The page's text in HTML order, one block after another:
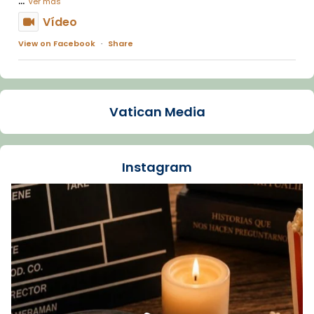
Vídeo
View on Facebook · Share
Arquebisbat de Barcelona
La Carmina va patir depressió. Fa gairebé
dos mesos, a l'Estadi Lluís Companys, la
Recupera l'entrevista comp
Vatican
tican News 👇
www.vaticannews.va/es/iglesia/news/2026-
07/carmina-historia-depresion-papa-viaje-
espana-testimoni...
Foto
Vatican Media
Instagram